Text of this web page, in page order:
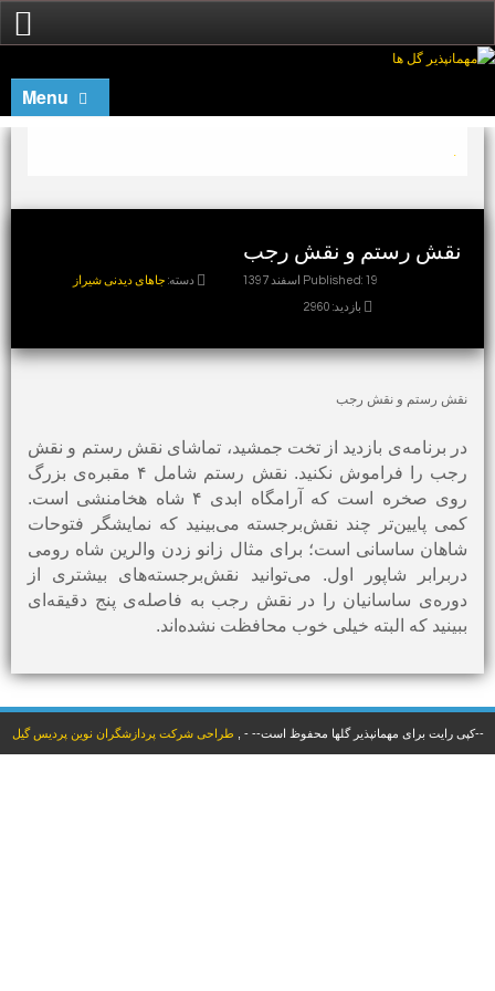
Menu
.
نقش رستم و نقش رجب
Published: 19 اسفند 1397 دسته: جاهای دیدنی شیراز
بازدید: 2960
نقش رستم و نقش رجب
در برنامه‌ی بازدید از تخت جمشید، تماشای نقش رستم و نقش
رجب را فراموش نکنید. نقش رستم شامل ۴ مقبره‌ی بزرگ
روی صخره است که آرامگاه ابدی ۴ شاه هخامنشی است.
کمی پایین‌تر چند نقش‌‌برجسته می‌بینید که نمایشگر فتوحات
شاهان ساسانی است؛ برای مثال زانو زدن والرین شاه رومی
دربرابر شاپور اول. می‌توانید نقش‌برجسته‌های بیشتری از
دوره‌ی ساسانیان را در نقش رجب به‌ فاصله‌ی پنج دقیقه‌ای
ببینید که البته خیلی خوب محافظت نشده‌اند.
--کپی رایت برای مهمانپذیر گلها محفوظ است--- طراحی شرکت پردازشگران نوین پردیس گیل